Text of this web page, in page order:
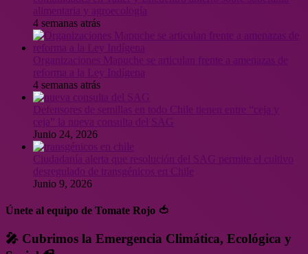
4 semanas atrás
Organizaciones Mapuche se articulan frente a amenazas de
reforma a la Ley Indígena
4 semanas atrás
Defensores de semillas en todo Chile tienen entre “ceja y
ceja” la nueva consulta del SAG
Junio 24, 2026
Ciudadanía alerta que resolución del SAG permite el cultivo
desregulado de transgénicos en Chile
Junio 9, 2026
Únete al equipo de Tomate Rojo 🍅
🎤 Cubrimos la Emergencia Climática, Ecológica y